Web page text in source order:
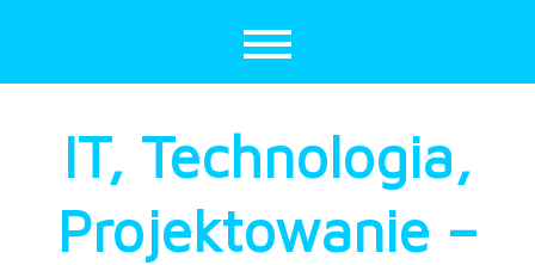
IT, Technologia,
Projektowanie –